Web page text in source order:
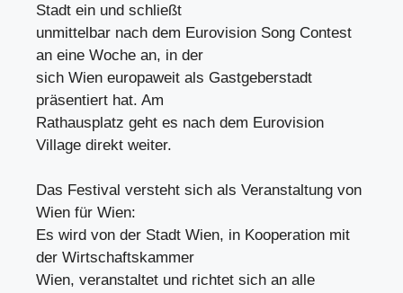
Stadt ein und schließt
unmittelbar nach dem Eurovision Song Contest
an eine Woche an, in der
sich Wien europaweit als Gastgeberstadt
präsentiert hat. Am
Rathausplatz geht es nach dem Eurovision
Village direkt weiter.
Das Festival versteht sich als Veranstaltung von
Wien für Wien:
Es wird von der Stadt Wien, in Kooperation mit
der Wirtschaftskammer
Wien, veranstaltet und richtet sich an alle